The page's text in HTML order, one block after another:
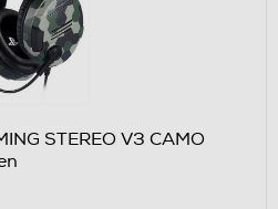
STEREO V3 CAMO